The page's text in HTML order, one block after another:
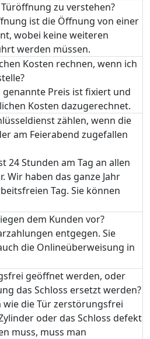
zu verstehen?
ist die Öffnung von einer
wobei keine weiteren
werden müssen.
Kosten rechnen, wenn ich
Preis ist fixiert und
Kosten dazugerechnet.
zählen, wenn die
am Feierabend zugefallen
24 Stunden am Tag an allen
Wir haben das ganze Jahr
Tag. Sie können
dem Kunden vor?
entgegen. Sie
die Onlineüberweisung in
geöffnet werden, oder
das Schloss ersetzt werden?
wie die Tür zerstörungsfrei
oder das Schloss defekt
muss, muss man